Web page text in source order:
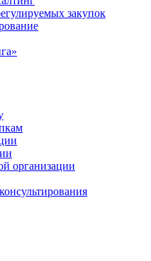
закупок
организации